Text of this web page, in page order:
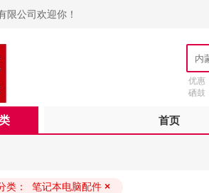
限公司欢迎你！
优惠
硒鼓
首页
类： 笔记本电脑配件 ×